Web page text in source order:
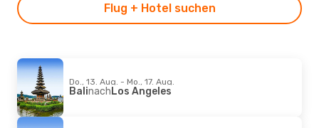
Flug + Hotel suchen
Do., 13. Aug. - Mo., 17. Aug.
BalinachLos Angeles